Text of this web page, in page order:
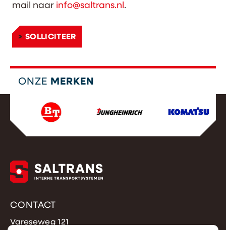
mail naar info@saltrans.nl .
SOLLICITEER
ONZE MERKEN
CONTACT
Vareseweg 121